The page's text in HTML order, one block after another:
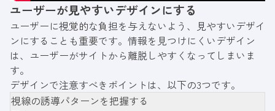
ユーザーが見やすいデザインにする
ユーザーに視覚的な負担を与えないよう、見やすいデザイ
ンにすることも重要です。情報を見つけにくいデザイン
は、ユーザーがサイトから離脱しやすくなってしまいま
す。
デザインで注意すべきポイントは、以下の3つです。
視線の誘導パターンを把握する